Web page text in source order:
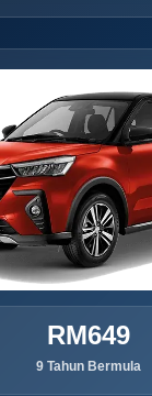
RM649
9 Tahun Bermula